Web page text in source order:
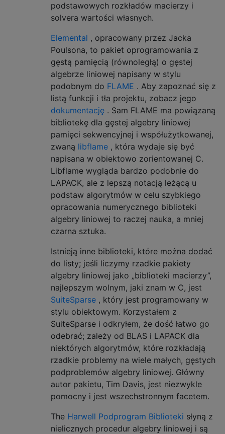
podstawowych rozkładów macierzy i
solvera wartości własnych.
Elemental , opracowany przez Jacka
Poulsona, to pakiet oprogramowania z
gęstą pamięcią (równoległą) o gęstej
algebrze liniowej napisany w stylu
podobnym do FLAME . Aby zapoznać się z
listą funkcji i tła projektu, zobacz jego
dokumentację . Sam FLAME ma powiązaną
bibliotekę dla gęstej algebry liniowej
pamięci sekwencyjnej i współużytkowanej,
zwaną libflame , która wydaje się być
napisana w obiektowo zorientowanej C.
Libflame wygląda bardzo podobnie do
LAPACK, ale z lepszą notacją leżącą u
podstaw algorytmów w celu szybkiego
opracowania numerycznego biblioteki
algebry liniowej to raczej nauka, a mniej
czarna sztuka.
Istnieją inne biblioteki, które można dodać
do listy; jeśli liczymy rzadkie pakiety
algebry liniowej jako „biblioteki macierzy”,
najlepszym wolnym, jaki znam w C, jest
SuiteSparse , który jest programowany w
stylu obiektowym. Korzystałem z
SuiteSparse i odkryłem, że dość łatwo go
odebrać; zależy od BLAS i LAPACK dla
niektórych algorytmów, które rozkładają
rzadkie problemy na wiele małych, gęstych
podproblemów algebry liniowej. Główny
autor pakietu, Tim Davis, jest niezwykle
pomocny i jest wszechstronnym facetem.
The Harwell Podprogram Biblioteki słyną z
nielicznych procedur algebry liniowej i są